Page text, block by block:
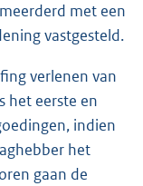
met een
vastgesteld.
verlenen van
het eerste en
indien
het
gaan de